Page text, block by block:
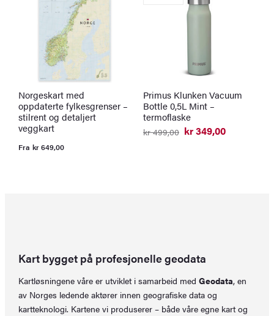
Norgeskart med
oppdaterte fylkesgrenser –
stilrent og detaljert
veggkart
Fra kr649,00
Primus Klunken Vacuum
Bottle 0,5L Mint –
termoflaske
kr499,00
Opprinnelig
kr349,00
Nåværende
Kart bygget på profesjonelle geodata
Kartløsningene våre er utviklet i samarbeid medGeodata, en
av Norges ledende aktører innen geografiske data og
kartteknologi. Kartene vi produserer – både våre egne kart og